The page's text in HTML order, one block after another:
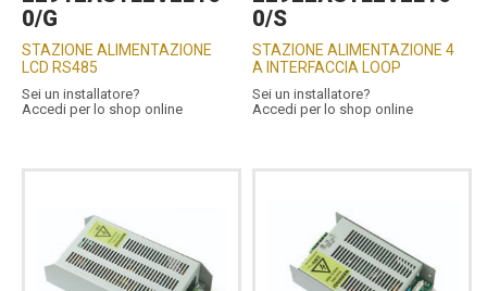
0/G
STAZIONE ALIMENTAZIONE
LCD RS485
Sei un installatore?
Accedi per lo shop online
0/S
STAZIONE ALIMENTAZIONE 4
A INTERFACCIA LOOP
Sei un installatore?
Accedi per lo shop online